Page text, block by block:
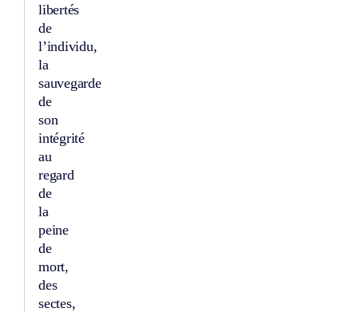
libertés
de
l’individu,
la
sauvegarde
de
son
intégrité
au
regard
de
la
peine
de
mort,
des
sectes,